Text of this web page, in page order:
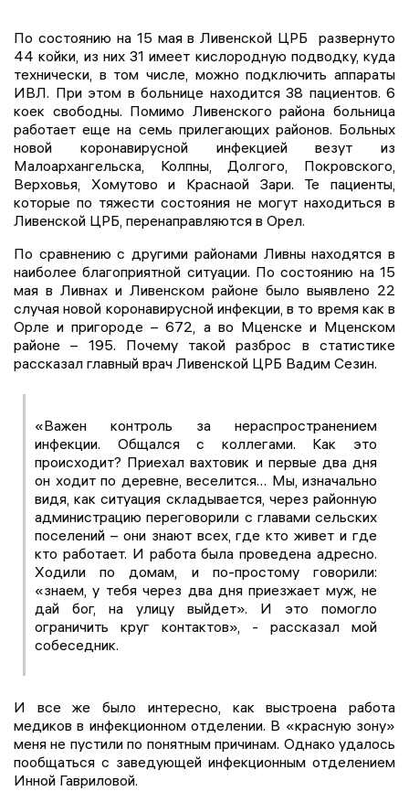
По состоянию на 15 мая в Ливенской ЦРБ развернуто
44 койки, из них 31 имеет кислородную подводку, куда
технически, в том числе, можно подключить аппараты
ИВЛ. При этом в больнице находится 38 пациентов. 6
коек свободны. Помимо Ливенского района больница
работает еще на семь прилегающих районов. Больных
новой коронавирусной инфекцией везут из
Малоархангельска, Колпны, Долгого, Покровского,
Верховья, Хомутово и Краснаой Зари. Те пациенты,
которые по тяжести состояния не могут находиться в
Ливенской ЦРБ, перенаправляются в Орел.
По сравнению с другими районами Ливны находятся в
наиболее благоприятной ситуации. По состоянию на 15
мая в Ливнах и Ливенском районе было выявлено 22
случая новой коронавирусной инфекции, в то время как в
Орле и пригороде – 672, а во Мценске и Мценском
районе – 195. Почему такой разброс в статистике
рассказал главный врач Ливенской ЦРБ Вадим Сезин.
«Важен контроль за нераспространением
инфекции. Общался с коллегами. Как это
происходит? Приехал вахтовик и первые два дня
он ходит по деревне, веселится… Мы, изначально
видя, как ситуация складывается, через районную
администрацию переговорили с главами сельских
поселений – они знают всех, где кто живет и где
кто работает. И работа была проведена адресно.
Ходили по домам, и по-простому говорили:
«знаем, у тебя через два дня приезжает муж, не
дай бог, на улицу выйдет». И это помогло
ограничить круг контактов», - рассказал мой
собеседник.
И все же было интересно, как выстроена работа
медиков в инфекционном отделении. В «красную зону»
меня не пустили по понятным причинам. Однако удалось
пообщаться с заведующей инфекционным отделением
Инной Гавриловой.